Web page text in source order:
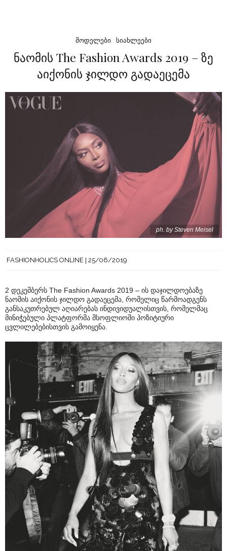
ᲛᲝᲓᲔᲚᲔᲑᲘ ᲡᲘᲐᲮᲚᲔᲔᲑᲘ
ნაომის The Fashion Awards 2019 – ზე
აიქონის ჯილდო გადაეცემა
ph. by Steven Meisel
FASHIONHOLICS ONLINE 25/06/2019
2 დეკემბერს The Fashion Awards 2019 – ის დაჯილდოებაზე
ნაომის აიქონის ჯილდო გადაეცემა, რომელიც წარმოადგენს
განსაკუთრებულ აღიარებას ინდივიდუალისთვის, რომელმაც
მინიჭებული პლატფორმა მსოფლიოში პოზიტიური
ცვლილებებისთვის გამოიყენა.